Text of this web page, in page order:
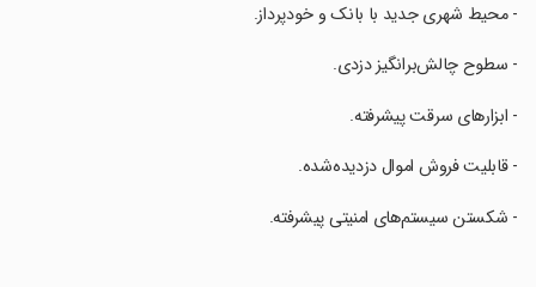
‏- محیط شهری جدید با بانک و خودپرداز.
‏- سطوح چالش‌برانگیز دزدی.
‏- ابزارهای سرقت پیشرفته.
‏- قابلیت فروش اموال دزدیده‌شده.
‏- شکستن سیستم‌های امنیتی پیشرفته.